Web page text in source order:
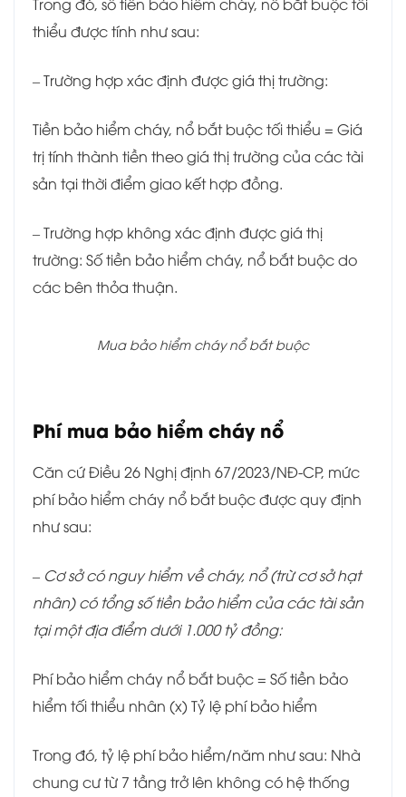
Trong đó, số tiền bảo hiểm cháy, nổ bắt buộc tối
thiểu được tính như sau:
– Trường hợp xác định được giá thị trường:
Tiền bảo hiểm cháy, nổ bắt buộc tối thiểu = Giá
trị tính thành tiền theo giá thị trường của các tài
sản tại thời điểm giao kết hợp đồng.
– Trường hợp không xác định được giá thị
trường: Số tiền bảo hiểm cháy, nổ bắt buộc do
các bên thỏa thuận.
Mua bảo hiểm cháy nổ bắt buộc
Phí mua bảo hiểm cháy nổ
Căn cứ Điều 26 Nghị định 67/2023/NĐ-CP, mức
phí bảo hiểm cháy nổ bắt buộc được quy định
như sau:
– Cơ sở có nguy hiểm về cháy, nổ (trừ cơ sở hạt
nhân) có tổng số tiền bảo hiểm của các tài sản
tại một địa điểm dưới 1.000 tỷ đồng:
Phí bảo hiểm cháy nổ bắt buộc = Số tiền bảo
hiểm tối thiểu nhân (x) Tỷ lệ phí bảo hiểm
Trong đó, tỷ lệ phí bảo hiểm/năm như sau: Nhà
chung cư từ 7 tầng trở lên không có hệ thống